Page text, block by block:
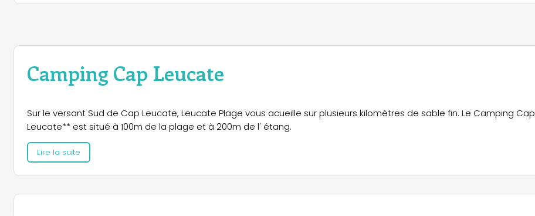
Camping Cap Leucate
Sur le versant Sud de Cap Leucate, Leucate Plage vous acueille sur plusieurs kilomètres de sable fin. Le Camping Cap
Leucate** est situé à 100m de la plage et à 200m de l' étang.
Lire la suite